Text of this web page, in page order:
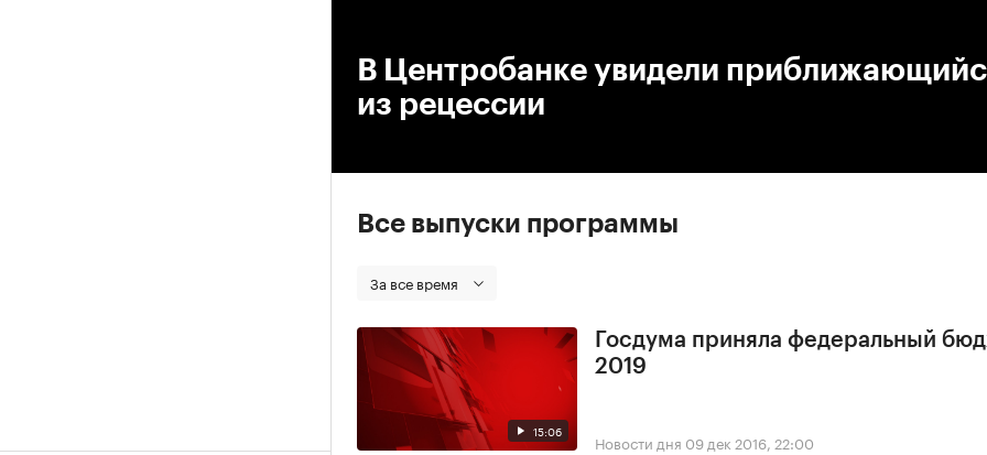
В Центробанке увидели
из рецессии
Все выпуски программы
За все время
15:06
Госдума приняла федеральный
2019
Новости дня 09 дек 2016, 22:00